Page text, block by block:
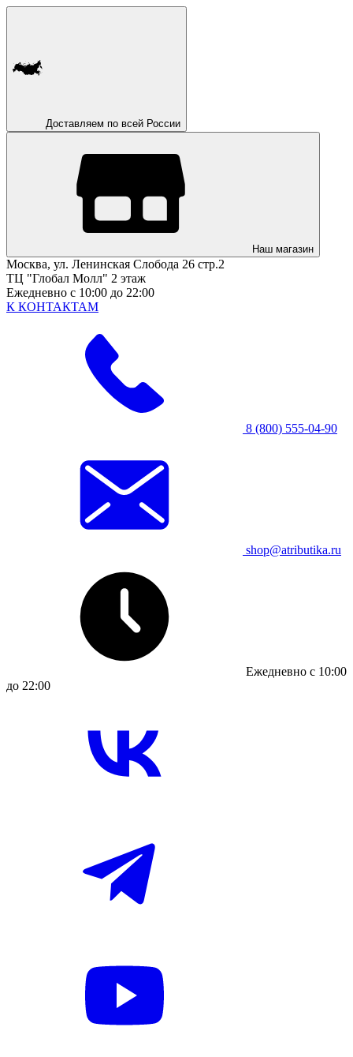
Доставляем по всей России
Наш магазин
Москва, ул. Ленинская Слобода 26 стр.2
ТЦ "Глобал Молл" 2 этаж
Ежедневно с 10:00 до 22:00
К КОНТАКТАМ
8 (800) 555-04-90
shop@atributika.ru
Ежедневно с 10:00
до 22:00